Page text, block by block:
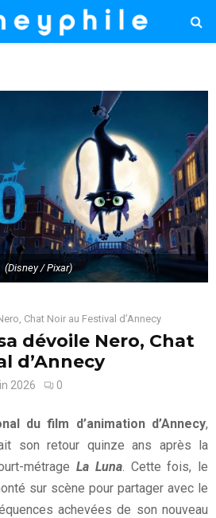
(Disney / Pixar)
Chat Noir au Festival d’Annecy
dévoile Nero, Chat
d’Annecy
2026 0
du film d’animation d’Annecy,
son retour quinze ans après la
métrage La Luna. Cette fois, le
sur scène pour partager avec le
achevées de son nouveau